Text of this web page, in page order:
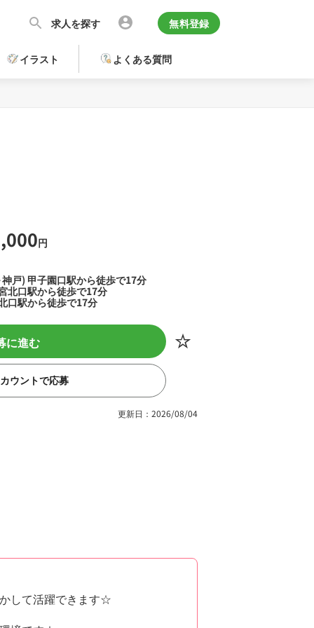
求人を探す 無料登録
イラスト よくある質問
円
戸) 甲子園口駅から徒歩で17分
北口駅から徒歩で17分
口駅から徒歩で17分
に進む
ウントで応募
更新日：2026/08/04
して活躍できます☆